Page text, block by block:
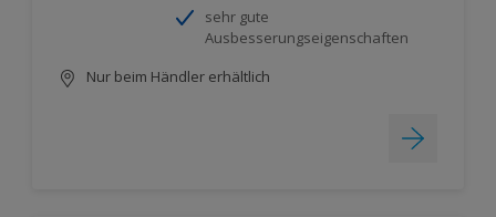
sehr gute
Ausbesserungseigenschaften
Nur beim Händler erhältlich